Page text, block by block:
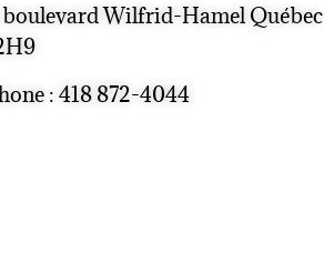
boulevard Wilfrid-Hamel Québec
: 418 872-4044